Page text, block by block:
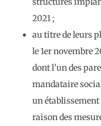
2021 ;
au titre de leurs
le 1er novembre
dont l’un des
mandataire
un
raison des